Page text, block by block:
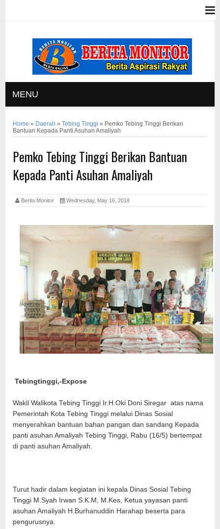
MENU
Home » Daerah »Tebing Tinggi » Pemko Tebing Tinggi Berikan
Bantuan Kepada Panti Asuhan Amaliyah
Pemko Tebing Tinggi Berikan Bantuan
Kepada Panti Asuhan Amaliyah
Berita Monitor Wednesday, May 16, 2018
Tebingtinggi,-Expose
Wakil Walikota Tebing Tinggi Ir.H.Oki Doni Siregar atas nama
Pemerintah Kota Tebing Tinggi melalui Dinas Sosial
menyerahkan bantuan bahan pangan dan sandang Kepada
panti asuhan Amaliyah Tebing Tinggi, Rabu (16/5) bertempat
di panti asuhan Amaliyah.
Turut hadir dalam kegiatan ini kepala Dinas Sosial Tebing
Tinggi M.Syah Irwan S.K.M, M.Kes, Ketua yayasan panti
asuhan Amaliyah H.Burhanuddin Harahap beserta para
pengurusnya.